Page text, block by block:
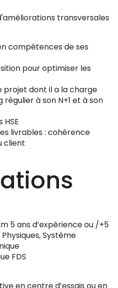
transversales
compétences de ses
pour optimiser les
projet dont il a la charge
à son N+1 et à son
livrables : cohérence
client
5 ans d’expérience ou /+5
Système
FDS